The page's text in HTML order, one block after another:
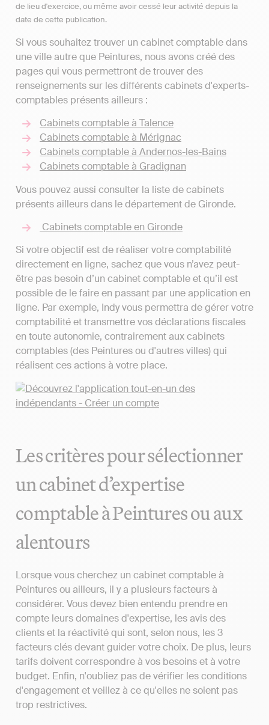
de lieu d'exercice, ou même avoir cessé leur activité depuis la
date de cette publication.
Si vous souhaitez trouver un cabinet comptable dans
une ville autre que Peintures, nous avons créé des
pages qui vous permettront de trouver des
renseignements sur les différents cabinets d'experts-
comptables présents ailleurs :
Cabinets comptable à Talence
Cabinets comptable à Mérignac
Cabinets comptable à Andernos-les-Bains
Cabinets comptable à Gradignan
Vous pouvez aussi consulter la liste de cabinets
présents ailleurs dans le département de Gironde.
Cabinets comptable en Gironde
Si votre objectif est de réaliser votre comptabilité
directement en ligne, sachez que vous n’avez peut-
être pas besoin d’un cabinet comptable et qu’il est
possible de le faire en passant par une application en
ligne. Par exemple, Indy vous permettra de gérer votre
comptabilité et transmettre vos déclarations fiscales
en toute autonomie, contrairement aux cabinets
comptables (des Peintures ou d'autres villes) qui
réalisent ces actions à votre place.
Les critères pour sélectionner
un cabinet d’expertise
comptable à Peintures ou aux
alentours
Lorsque vous cherchez un cabinet comptable à
Peintures ou ailleurs, il y a plusieurs facteurs à
considérer. Vous devez bien entendu prendre en
compte leurs domaines d'expertise, les avis des
clients et la réactivité qui sont, selon nous, les 3
facteurs clés devant guider votre choix. De plus, leurs
tarifs doivent correspondre à vos besoins et à votre
budget. Enfin, n'oubliez pas de vérifier les conditions
d'engagement et veillez à ce qu'elles ne soient pas
trop restrictives.